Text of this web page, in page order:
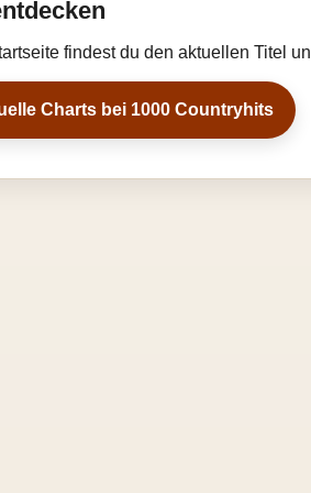
findest du den aktuellen Titel
Charts bei 1000 Countryhits